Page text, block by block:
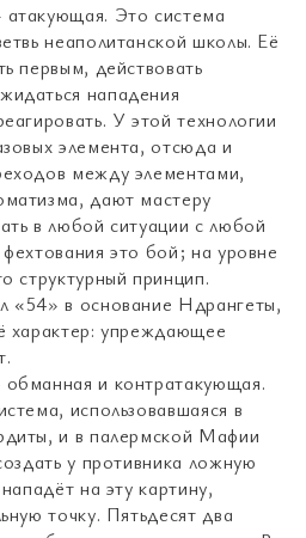
Это система
неаполитанской школы. Её
первым, действовать
нападения
У этой технологии
элемента, отсюда и
между элементами,
дают мастеру
в любой ситуации с любой
это бой; на уровне
структурный принцип.
«54» в основание Ндрангеты,
характер: упреждающее
и контратакующая.
использовавшаяся в
и в палермской Мафии
у противника ложную
на эту картину,
точку. Пятьдесят два